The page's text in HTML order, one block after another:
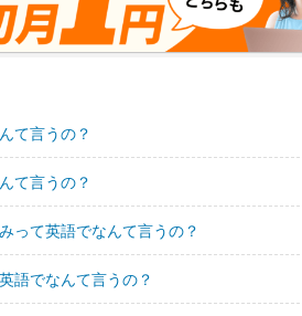
て言うの？
て言うの？
って英語でなんて言うの？
語でなんて言うの？